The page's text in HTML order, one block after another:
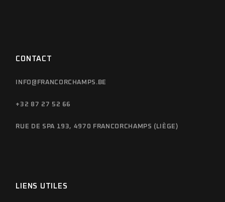
CONTACT
INFO@FRANCORCHAMPS.BE
+32 87 27 52 66
RUE DE SPA 193, 4970 FRANCORCHAMPS (LIÈGE)
LIENS UTILES